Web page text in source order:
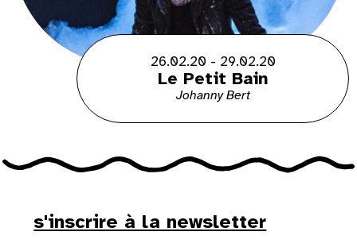
26.02.20 - 29.02.20
Le Petit Bain
Johanny Bert
s'inscrire à la newsletter